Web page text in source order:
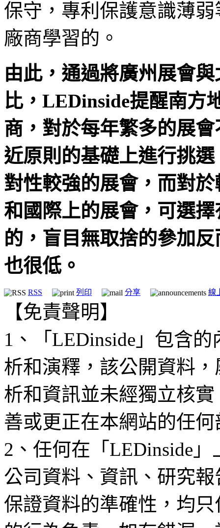
保守，專利保護意識薄
廠商學習的。
由此，通過將廣州展會
比，LEDinside提醒南方
商，對於每年繁多的展
近原則的基礎上進行挑
對性較強的展會，而對
和國際上的展會，可選
的，盲目無取捨的參加
也很低。
RSS 列印 分享 線
【免責聲明】
1、「LEDinside」包含
析和演釋，該公開資料
析和資訊並未經獨立核
善或更正在本網站的任
2、任何在「LEDinside
公司資料、資訊、研究
保證資料的準確性，均